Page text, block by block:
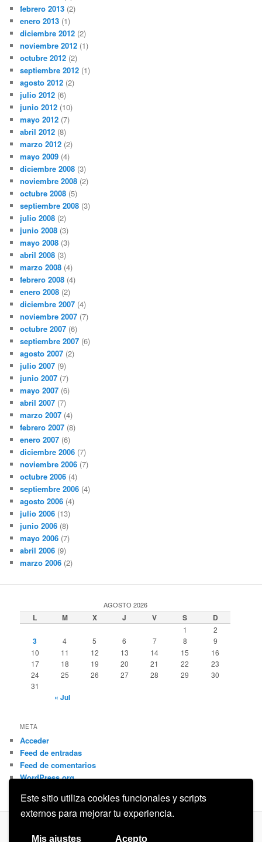
Este sitio utiliza cookies funcionales y scripts
externos para mejorar tu experiencia.
Mis ajustes Acepto
febrero 2013 (2)
enero 2013 (1)
diciembre 2012 (2)
noviembre 2012 (1)
octubre 2012 (2)
septiembre 2012 (1)
agosto 2012 (2)
julio 2012 (6)
junio 2012 (10)
mayo 2012 (7)
abril 2012 (8)
marzo 2012 (2)
mayo 2009 (4)
diciembre 2008 (3)
noviembre 2008 (2)
octubre 2008 (5)
septiembre 2008 (3)
julio 2008 (2)
junio 2008 (3)
mayo 2008 (3)
abril 2008 (3)
marzo 2008 (4)
febrero 2008 (4)
enero 2008 (2)
diciembre 2007 (4)
noviembre 2007 (7)
octubre 2007 (6)
septiembre 2007 (6)
agosto 2007 (2)
julio 2007 (9)
junio 2007 (7)
mayo 2007 (6)
abril 2007 (7)
marzo 2007 (4)
febrero 2007 (8)
enero 2007 (6)
diciembre 2006 (7)
noviembre 2006 (7)
octubre 2006 (4)
septiembre 2006 (4)
agosto 2006 (4)
julio 2006 (13)
junio 2006 (8)
mayo 2006 (7)
abril 2006 (9)
marzo 2006 (2)
AGOSTO 2026
L M X J V S D
1 2
3 4 5 6 7 8
9
10
11 12 13 14 15
16
17
18 19 20 21 22
23
24
25 26 27 28 29
30
31
« Jul
META
Acceder
Feed de entradas
Feed de comentarios
WordPress.org
Privacidad Funciona gracias a WordPress